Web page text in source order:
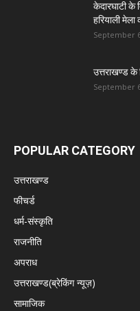
केदारघाटी के
हरियाली मेला
September
उत्तराखण्ड के
September
POPULAR CATEGORY
उत्तराखण्ड
फीचर्ड
धर्म-संस्कृति
राजनीति
अपराध
उत्तराखण्ड(ब्रेकिंग न्यूज़)
सामाजिक